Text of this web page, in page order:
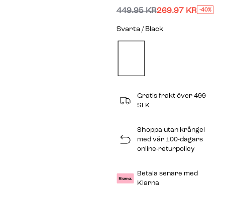
449.95 KR269.97 KR -40%
Svarta / Black
Gratis frakt över 499
SEK
Shoppa utan krångel
med vår 100-dagars
online-returpolicy
Betala senare med
Klarna